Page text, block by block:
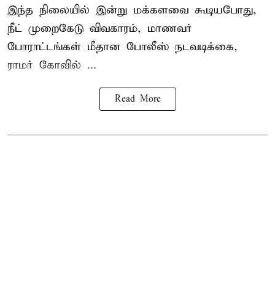
இந்த நிலையில் இன்று மக்களவை கூடியபோது,
நீட் முறைகேடு விவகாரம், மாணவர்
போராட்டங்கள் மீதான போலீஸ் நடவடிக்கை,
ராமர் கோவில் ...
Read More